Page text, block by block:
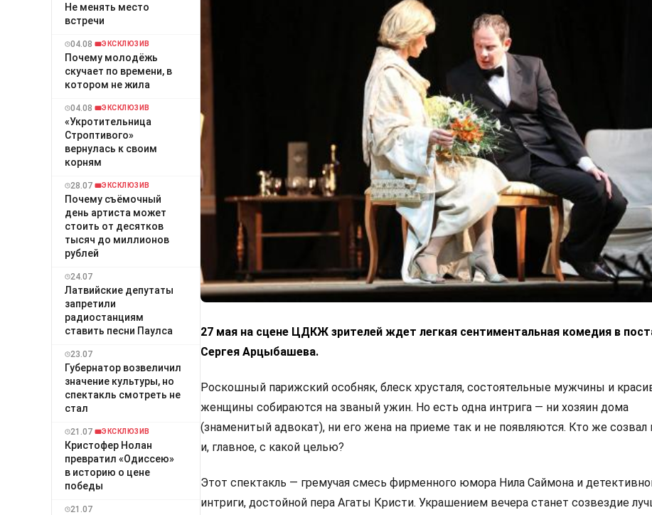
Не менять место
встречи
04.08 ЭКСКЛЮЗИВ
Почему молодёжь
скучает по времени, в
котором не жила
04.08 ЭКСКЛЮЗИВ
«Укротительница
Строптивого»
вернулась к своим
корням
28.07 ЭКСКЛЮЗИВ
Почему съёмочный
день артиста может
стоить от десятков
тысяч до миллионов
рублей
24.07
Латвийские депутаты
запретили
радиостанциям
ставить песни Паулса
23.07
Губернатор возвеличил
значение культуры, но
спектакль смотреть не
стал
21.07 ЭКСКЛЮЗИВ
Кристофер Нолан
превратил «Одиссею»
в историю о цене
победы
21.07
27 мая на сцене ЦДКЖ зрителей ждет легкая сентиментальная комедия в
Сергея Арцыбашева.
Роскошный парижский особняк, блеск хрусталя, состоятельные мужчины и
женщины собираются на званый ужин. Но есть одна интрига — ни хозяин дома
(знаменитый адвокат), ни его жена на приеме так и не появляются. Кто же созвал
и, главное, с какой целью?
Этот спектакль — гремучая смесь фирменного юмора Нила Саймона и
интриги, достойной пера Агаты Кристи. Украшением вечера станет созвездие